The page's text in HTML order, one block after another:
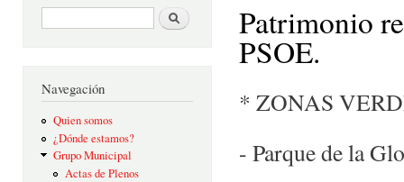
Formulario de búsquedaBuscar
Navegación
Quien somos
¿Dónde estamos?
Grupo Municipal
Actas de Plenos
Patrimonio
PSOE.
* ZONAS
- Parque de la